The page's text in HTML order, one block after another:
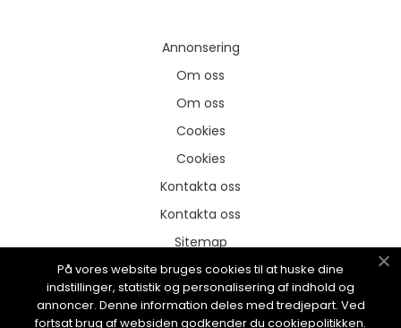
Annonsering
Om oss
Om oss
Cookies
Cookies
Kontakta oss
Kontakta oss
Sitemap
Sitemap
Annonsering
På vores website bruges cookies til at huske dine
indstillinger, statistik og personalisering af indhold og
annoncer. Denne information deles med tredjepart. Ved
fortsat brug af websiden godkender du cookiepolitikken.